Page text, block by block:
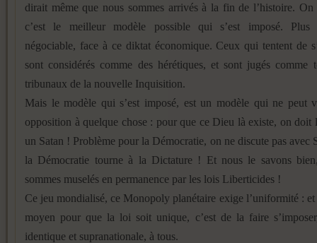
dirait même que nous sommes arrivés à la fin de l’histoire.
c’est le meilleur modèle possible qui s’est imposé. Plus
négociable, face à ce diktat économique. Ceux qui tentent de
sont considérés comme des hérétiques, et sont jugés comme
tribunaux de la nouvelle Inquisition.
Mais le modèle qui s’est imposé, est un modèle qui ne peut
opposition à quelque chose : pour que ce Dieu là existe, on doit
un Satan ! Problème pour la Démocratie, on ne discute pas avec
la Démocratie tourne à la Dictature ! Et nous le savons
sommes muselés en permanence par les lois Liberticides !
Ce jeu mondialisé, ce Monopoly planétaire exige l’uniformité :
moyen pour que la loi soit unique, c’est de la faire
identique et supranationale, à tous.